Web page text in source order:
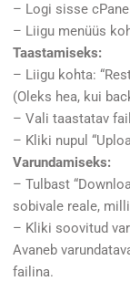
– Logi sisse
– Liigu menüüs
Taastamiseks:
– Liigu kohta:
(Oleks hea, kui
– Vali taastatav fail
– Kliki nupul
Varundamiseks:
– Tulbast
sobivale reale,
– Kliki soovitud
Avaneb
failina.